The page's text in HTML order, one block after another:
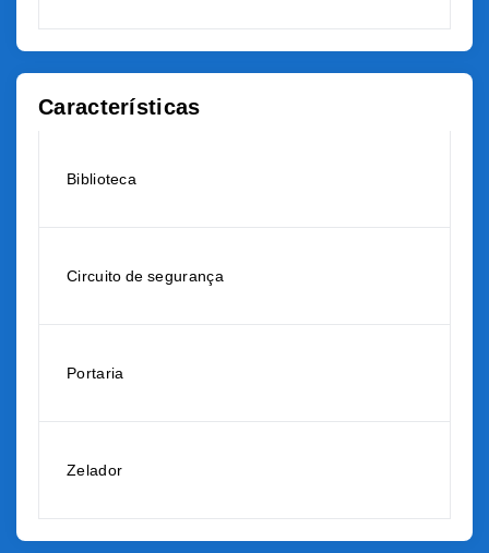
Características
Biblioteca
Circuito de segurança
Portaria
Zelador